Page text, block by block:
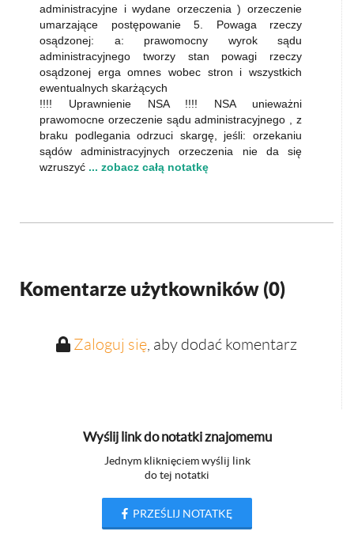
administracyjne i wydane orzeczenia ) orzeczenie
umarzające postępowanie 5. Powaga rzeczy
osądzonej: a: prawomocny wyrok sądu
administracyjnego tworzy stan powagi rzeczy
osądzonej erga omnes wobec stron i wszystkich
ewentualnych skarżących
!!!! Uprawnienie NSA !!!! NSA unieważni
prawomocne orzeczenie sądu administracyjnego , z
braku podlegania odrzuci skargę, jeśli: orzekaniu
sądów administracyjnych orzeczenia nie da się
wzruszyć ... zobacz całą notatkę
Komentarze użytkowników (0)
Zaloguj się, aby dodać komentarz
Wyślij link do notatki znajomemu
Jednym kliknięciem wyślij link
do tej notatki
PRZEŚLIJ NOTATKĘ